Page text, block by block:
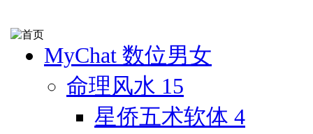
MyChat 数位男女
命理风水 15
星侨五术软体 4